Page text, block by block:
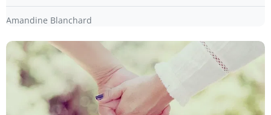
Amandine Blanchard